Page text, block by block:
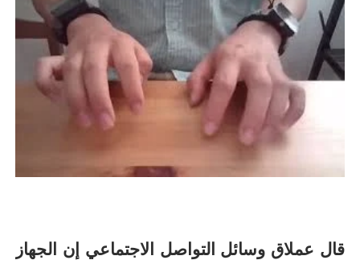
قال عملاق وسائل التواصل الاجتماعي إن الجهاز